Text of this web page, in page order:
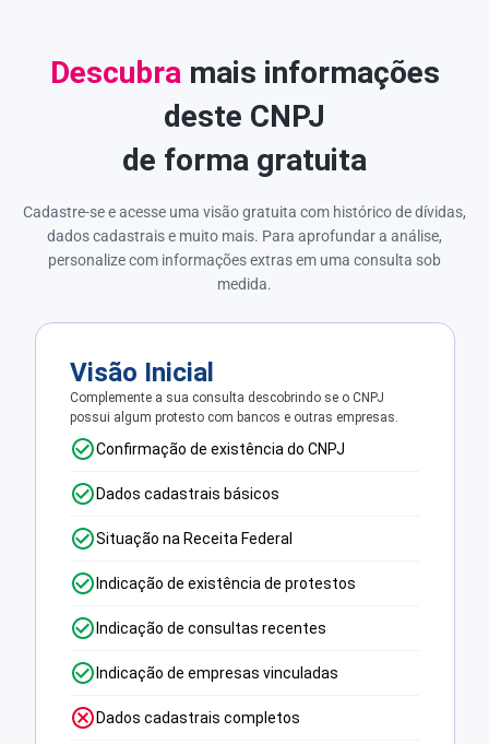
Descubra mais informações
deste CNPJ
de forma gratuita
Cadastre-se e acesse uma visão gratuita com histórico de dívidas,
dados cadastrais e muito mais. Para aprofundar a análise,
personalize com informações extras em uma consulta sob
medida.
Visão Inicial
Complemente a sua consulta descobrindo se o CNPJ
possui algum protesto com bancos e outras empresas.
Confirmação de existência do CNPJ
Dados cadastrais básicos
Situação na Receita Federal
Indicação de existência de protestos
Indicação de consultas recentes
Indicação de empresas vinculadas
Dados cadastrais completos